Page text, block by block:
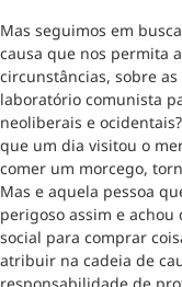
Mas seguimos em
causa que nos permita
circunstâncias, sobre
laboratório comunista
neoliberais e
que um dia visitou o
comer um morcego,
Mas e aquela pessoa
perigoso assim e
social para comprar
atribuir na cadeia de
responsabilidade de